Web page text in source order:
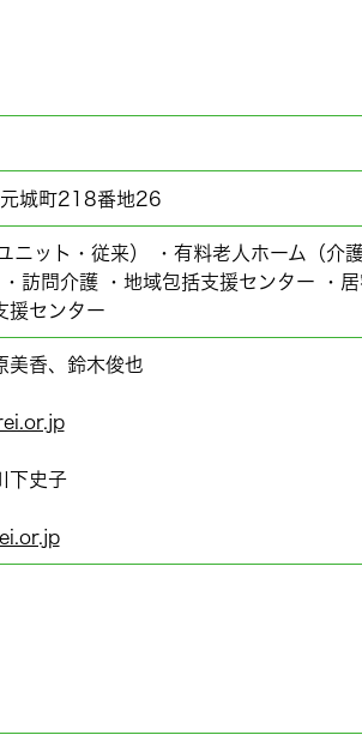
城町218番地26
ニット・従来） ・有料老人ホーム（介
訪問介護 ・地域包括支援センター ・
援センター
美香、鈴木俊也
下史子